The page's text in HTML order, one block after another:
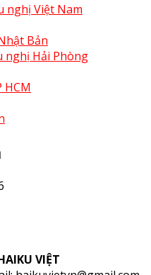
nghị Việt Nam
Bản
nghị Hải Phòng
HCM
VIỆT